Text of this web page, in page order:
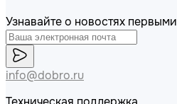
Узнавайте о новостях первыми
info@dobro.ru